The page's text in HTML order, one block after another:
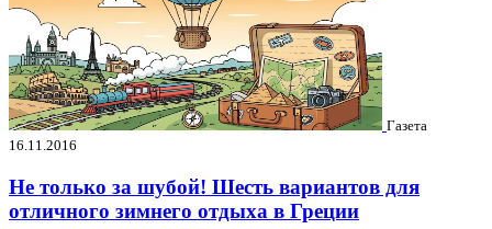
Газета
16.11.2016
Не только за шубой! Шесть вариантов для
отличного зимнего отдыха в Греции